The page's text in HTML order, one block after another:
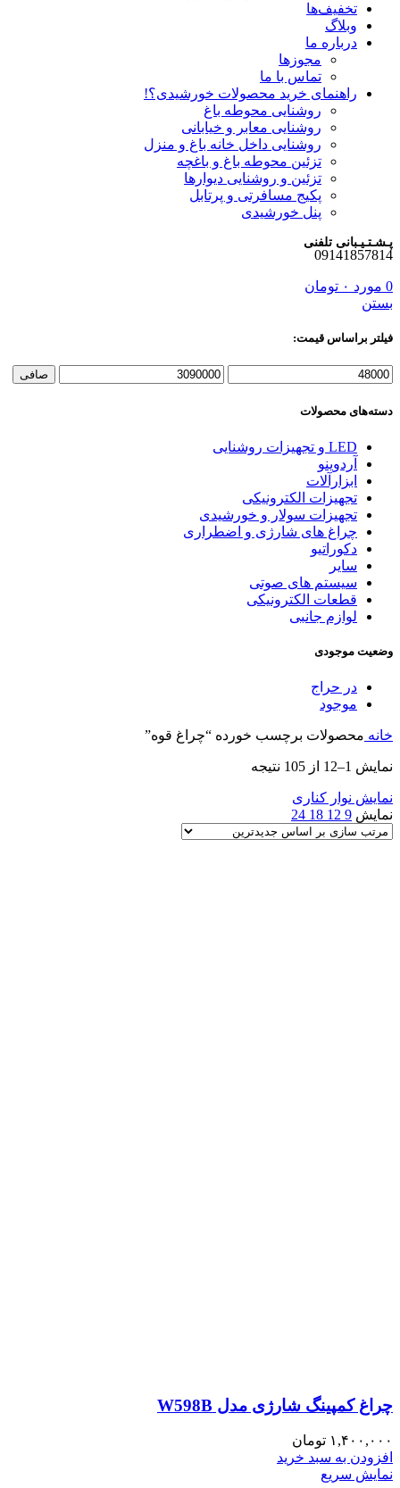
تخفیف‌ها
وبلاگ
درباره ما
مجوزها
تماس با ما
راهنمای خرید محصولات خورشیدی؟!
روشنایی محوطه باغ
روشنایی معابر و خیابانی
روشنایی داخل خانه باغ و منزل
تزئین محوطه باغ و باغچه
تزئین و روشنایی دیوارها
پکیج مسافرتی و پرتابل
پنل خورشیدی
پـشـتـیـبانی تلفنی
09141857814
0 مورد ۰ تومان
بستن
فیلتر براساس قیمت:
حداقل
حداكثر
صافی
دسته‌های محصولات
LED و تجهیزات روشنایی
آردوینو
ابزارآلات
تجهیزات الکترونیکی
تجهیزات سولار و خورشیدی
چراغ های شارژی و اضطراری
دکوراتیو
سایر
سیستم های صوتی
قطعات الکترونیکی
لوازم جانبی
وضعیت موجودی
در حراج
موجود
خانه محصولات برچسب خورده “چراغ قوه”
نمایش 1–12 از 105 نتیجه
نمایش نوار کناری
نمایش 9
12
18
24
چراغ کمپینگ شارژی مدل W598B
۱,۴۰۰,۰۰۰ تومان
افزودن به سبد خرید
نمایش سریع